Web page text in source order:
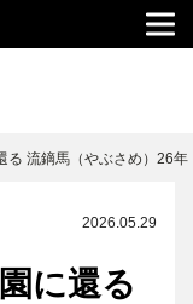
る 流鏑馬（やぶさめ）26年
2026.05.29
に還る